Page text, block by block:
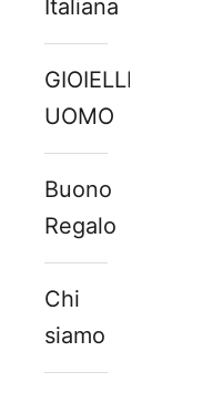
Italiana
GIOIELLI
UOMO
Buono
Regalo
Chi
siamo